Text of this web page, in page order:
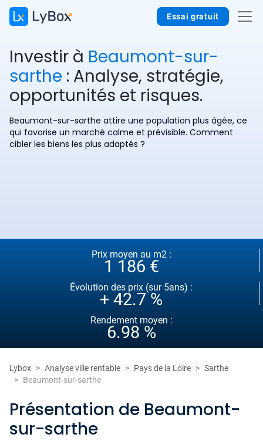
Essai gratuit
Investir à Beaumont-sur-
sarthe : Analyse, stratégie,
opportunités et risques.
Beaumont-sur-sarthe attire une population plus âgée, ce
qui favorise un marché calme et prévisible. Comment
cibler les biens les plus adaptés ?
Prix moyen au m2 :
1 186 €
Évolution des prix (sur 5ans) :
+ 42.7 %
Rendement moyen :
6.98 %
Lybox Analyse ville rentable Pays de la Loire
Sarthe
Beaumont-sur-sarthe
Présentation de Beaumont-
sur-sarthe